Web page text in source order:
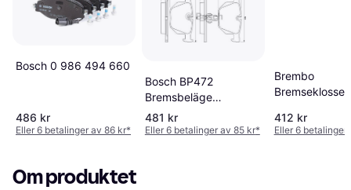
Bosch 0 986 494 660
486 kr
Eller 6 betalinger av 86 kr*
Bosch BP472
Bremsbeläge
Hinterachse ECE-R90
Zertifizierung
481 kr
Eller 6 betalinger av 85 kr*
Brembo
Bremseklosser
412 kr
Eller 6 betalinger
Om produktet